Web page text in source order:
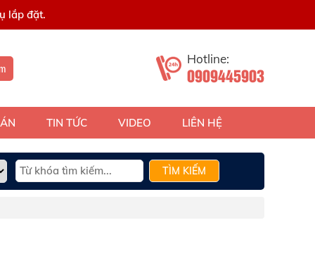
lắp đặt.
Hotline:
0909445903
TIN TỨC VIDEO LIÊN HỆ
TÌM KIẾM